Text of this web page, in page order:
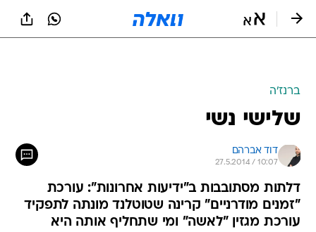
ברנז'ה
שלישי נשי
דוד אברהם
27.5.2014 / 10:07
דלתות מסתובבות ב"ידיעות אחרונות": עורכת
"זמנים מודרניים" קרינה שטוטלנד מונתה לתפקיד
עורכת מגזין "לאשה" ומי שתחליף אותה היא